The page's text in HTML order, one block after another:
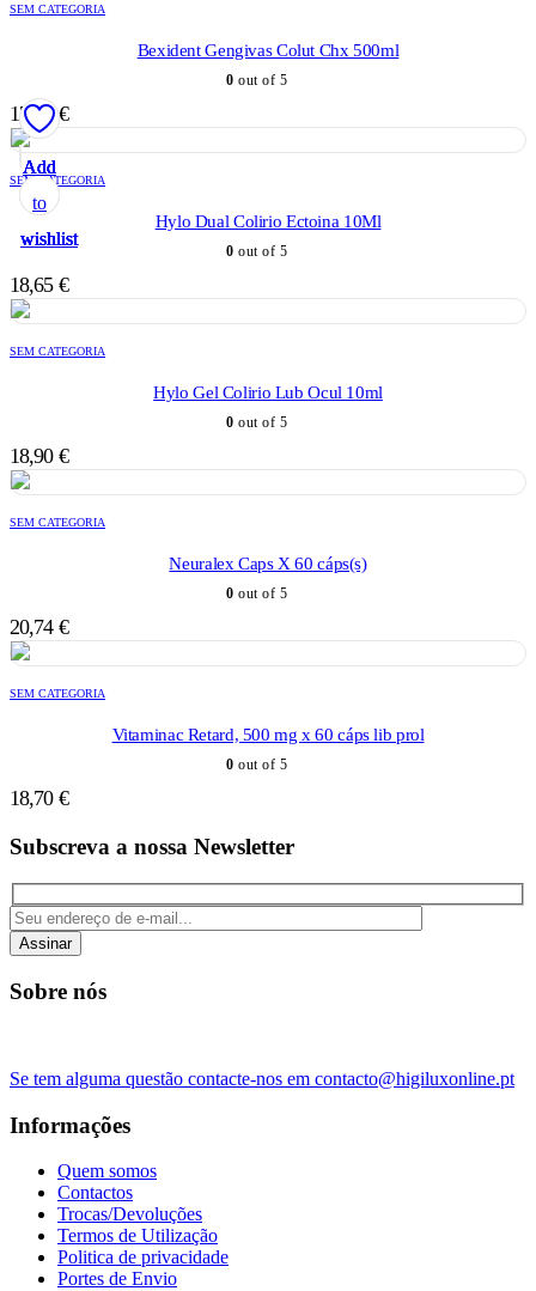
Add
to
wishlist
SEM CATEGORIA
Bexident Gengivas Colut Chx 500ml
0 out of 5
17,75€
Add
to
wishlist
SEM CATEGORIA
Hylo Dual Colirio Ectoina 10Ml
0 out of 5
18,65 €
Add
to
wishlist
SEM CATEGORIA
Hylo Gel Colirio Lub Ocul 10ml
0 out of 5
18,90 €
Add
to
wishlist
SEM CATEGORIA
Neuralex Caps X 60 cáps(s)
0 out of 5
20,74 €
Add
to
wishlist
SEM CATEGORIA
Vitaminac Retard, 500 mg x 60 cáps lib prol
0 out of 5
18,70 €
Subscreva a nossa Newsletter
Assinar
Sobre nós
Se tem alguma questão contacte-nos em contacto@higiluxonline.pt
Informações
Quem somos
Contactos
Trocas/Devoluções
Termos de Utilização
Politica de privacidade
Portes de Envio